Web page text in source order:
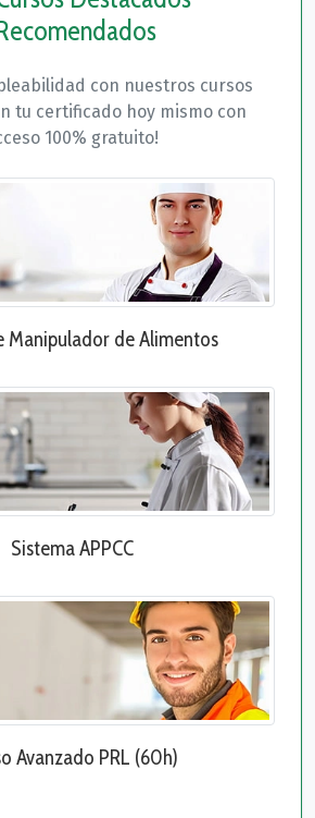
con nuestros cursos
tu certificado hoy mismo con
100% gratuito!
Manipulador de Alimentos
Sistema APPCC
Avanzado PRL (60h)